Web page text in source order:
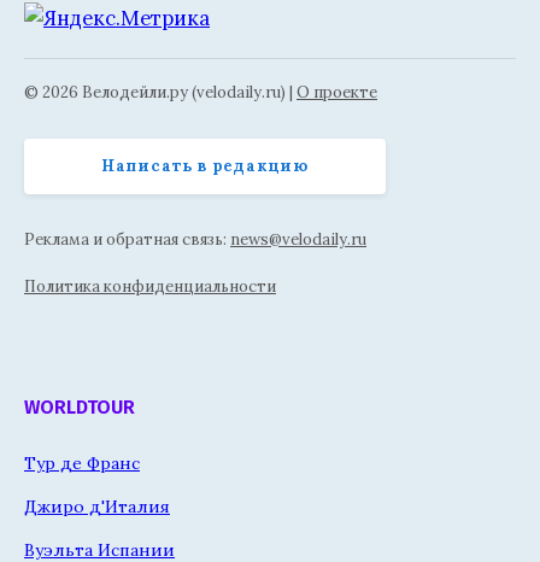
© 2026 Велодейли.ру (velodaily.ru) | О проекте
Написать в редакцию
Реклама и обратная связь: news@velodaily.ru
Политика конфиденциальности
WORLDTOUR
Тур де Франс
Джиро д'Италия
Вуэльта Испании